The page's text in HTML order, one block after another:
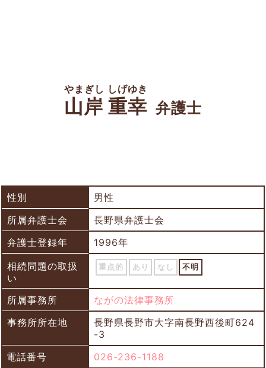
山岸 重幸
やまぎし しげゆき
弁護士
性別
男性
所属弁護士会
長野県弁護士会
弁護士登録年
1996年
相続問題の取扱
い
重点的 あり なし 不明
所属事務所
ながの法律事務所
事務所所在地
長野県長野市大字南長野西後町624
-3
電話番号
026-236-1188